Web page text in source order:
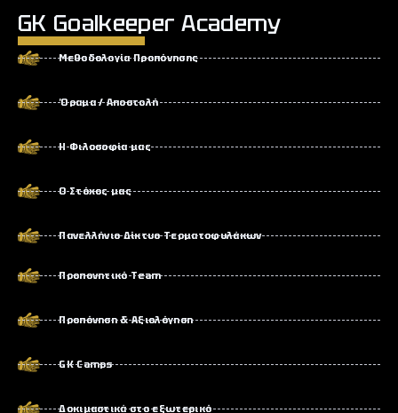
GK Goalkeeper Academy
Μεθοδολογία Προπόνησης
Όραμα / Αποστολή
Η Φιλοσοφία μας
Ο Στόχος μας
Πανελλήνιο Δίκτυο Τερματοφυλάκων
Προπονητικό Team
Προπόνηση & Αξιολόγηση
GK Camps
Δοκιμαστικά στο εξωτερικό